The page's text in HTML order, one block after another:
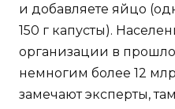
и добавляете яйцо
150 г капусты).
организации в
немногим более 12
замечают эксперты,